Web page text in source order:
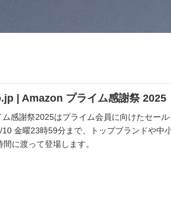
| Amazon プライム感謝祭 2025
感謝祭2025はプライム会員に向けたセー
金曜23時59分まで、トップブランドや中
に渡って登場します。